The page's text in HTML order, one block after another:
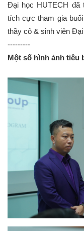
Đại học HUTECH đã
tích cực tham gia
thầy cô & sinh viên
---------
Một số hình ảnh tiêu